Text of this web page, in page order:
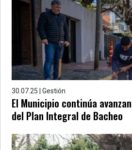
30.07.25 | Gestión
El Municipio continúa
del Plan Integral de Bacheo